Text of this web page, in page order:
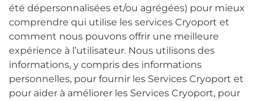
été dépersonnalisées et/ou agrégées) pour mieux
comprendre qui utilise les services Cryoport et
comment nous pouvons offrir une meilleure
expérience à l’utilisateur. Nous utilisons des
informations, y compris des informations
personnelles, pour fournir les Services Cryoport et
pour aider à améliorer les Services Cryoport, pour